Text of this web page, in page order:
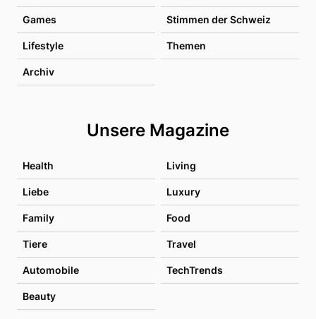
Games Stimmen der Schweiz
Lifestyle Themen
Archiv
Unsere Magazine
Health Living
Liebe Luxury
Family Food
Tiere Travel
Automobile TechTrends
Beauty